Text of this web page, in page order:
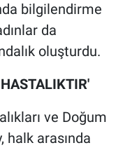
bilgilendirme
da
oluşturdu.
ve Doğum
halk arasında